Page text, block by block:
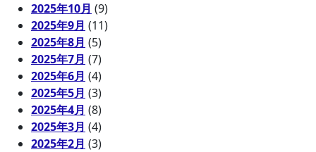
2025年10月 (9)
2025年9月 (11)
2025年8月 (5)
2025年7月 (7)
2025年6月 (4)
2025年5月 (3)
2025年4月 (8)
2025年3月 (4)
2025年2月 (3)